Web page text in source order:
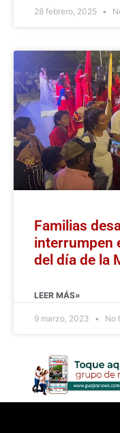
28 febrero, 2025
Familias
interrumpen
del día de la
LEER MÁS»
9 marzo, 2023 No